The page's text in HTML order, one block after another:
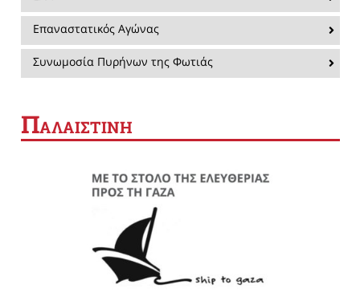
Επαναστατικός Αγώνας
Συνωμοσία Πυρήνων της Φωτιάς
ΠΑΛΑΙΣΤΙΝΗ